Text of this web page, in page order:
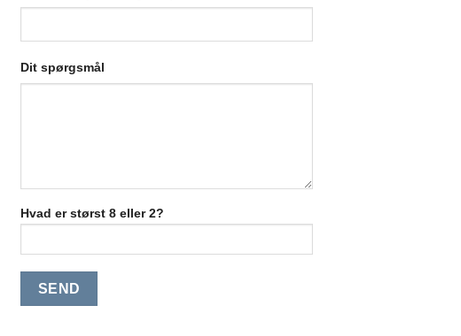
Dit spørgsmål
Hvad er størst 8 eller 2?